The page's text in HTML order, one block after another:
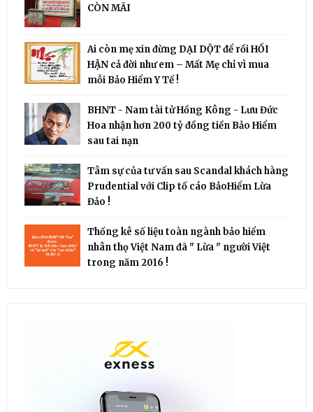
CÒN MÃI
Ai còn mẹ xin đừng DẠI DỘT để rồi HỐI
HẬN cả đời như em – Mất Mẹ chỉ vì mua
mỗi Bảo Hiểm Y Tế !
BHNT - Nam tài tử Hồng Kông - Lưu Đức
Hoa nhận hơn 200 tỷ đồng tiền Bảo Hiểm
sau tai nạn
Tâm sự của tư vấn sau Scandal khách hàng
Prudential với Clip tố cáo BảoHiểm Lừa
Đảo !
Thống kê số liệu toàn ngành bảo hiểm
nhân thọ Việt Nam đã " Lừa " người Việt
trong năm 2016 !